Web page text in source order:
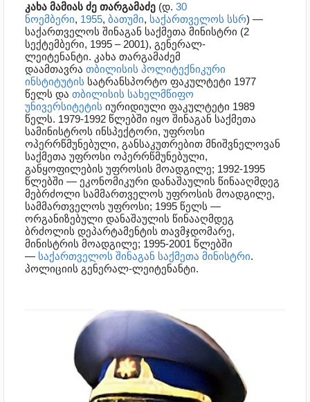
კახა მამიას ძე თარგამაძე (დ. 30
ნოემბერი, 1955, ბათუმი, საქართველოს სსრ) —
საქართველოს შინაგან საქმეთა მინისტრი (2
სექტემბერი, 1995 – 2001), გენერალ-
ლეიტენანტი. კახა თარგამაძემ
დაამთავრა თბილისის პოლიტექნიკური
ინსტიტუტის სატრანსპორტო ფაკულტეტი 1977
წელს და თბილისის სახელმწიფო
უნივერსიტეტის იურიდიული ფაკულტეტი 1989
წელს. 1979-1992 წლებში იყო შინაგან საქმეთა
სამინისტროს ინსპექტორი, უფროსი
ოპერრწმუნებული, განსაკუთრებით მნიშვნელოვან
საქმეთა უფროსი ოპერრწმუნებული,
განყოფილების უფროსის მოადგილე; 1992-1995
წლებში — ეკონომიკური დანაშაულის წინააღმდეგ
მებრძოლი სამმართველოს უფროსის მოადგილე,
სამმართველოს უფროსი; 1995 წელს —
ორგანიზებული დანაშაულის წინააღმდეგ
ბრძოლის დეპარტამენტის თავმჯდომარე,
მინისტრის მოადგილე; 1995-2001 წლებში
— საქართველოს შინაგან საქმეთა მინისტრი.
პოლიციის გენერალ-ლეიტენანტი.